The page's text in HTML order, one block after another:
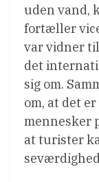
uden vand,
fortæller
var vidner
det
sig om.
om, at det
mennesker
at turister